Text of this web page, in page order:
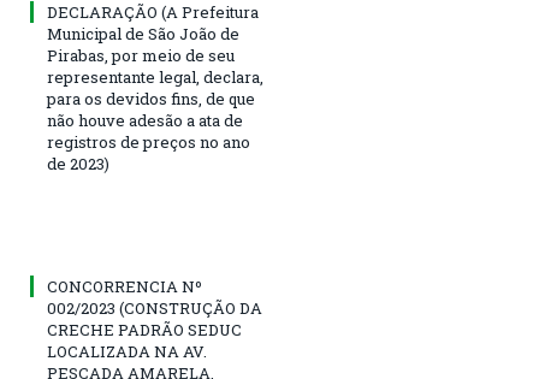
DECLARAÇÃO (A Prefeitura
Municipal de São João de
Pirabas, por meio de seu
representante legal, declara,
para os devidos fins, de que
não houve adesão a ata de
registros de preços no ano
de 2023)
CONCORRENCIA Nº
002/2023 (CONSTRUÇÃO DA
CRECHE PADRÃO SEDUC
LOCALIZADA NA AV.
PESCADA AMARELA,